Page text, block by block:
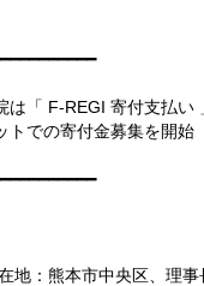
F-REGI 寄付支払い 」
付金募集を開始
地：熊本市中央区、理